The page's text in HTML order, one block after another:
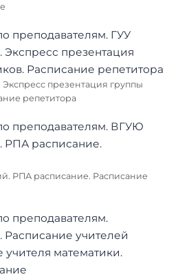
презентация группы
репетитора
РПА расписание. Расписание